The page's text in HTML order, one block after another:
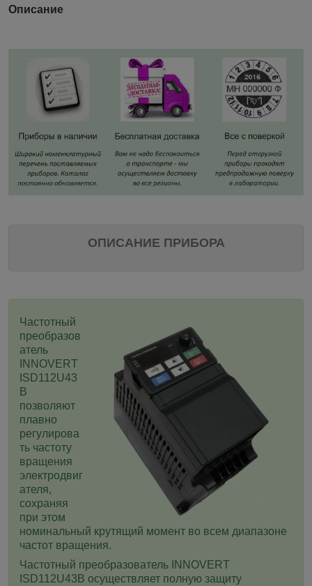
Описание
ОПИСАНИЕ ПРИБОРА
Частотный
преобразов
атель
INNOVERT
ISD112U43
B
позволяют
плавно
регулирова
ть частоту
вращения
электродвиг
ателя,
сохраняя
при этом
номинальный крутящий момент во всем диапазоне
частот вращения.
Частотный преобразователь INNOVERT
ISD112U43B осуществляет полную защиту